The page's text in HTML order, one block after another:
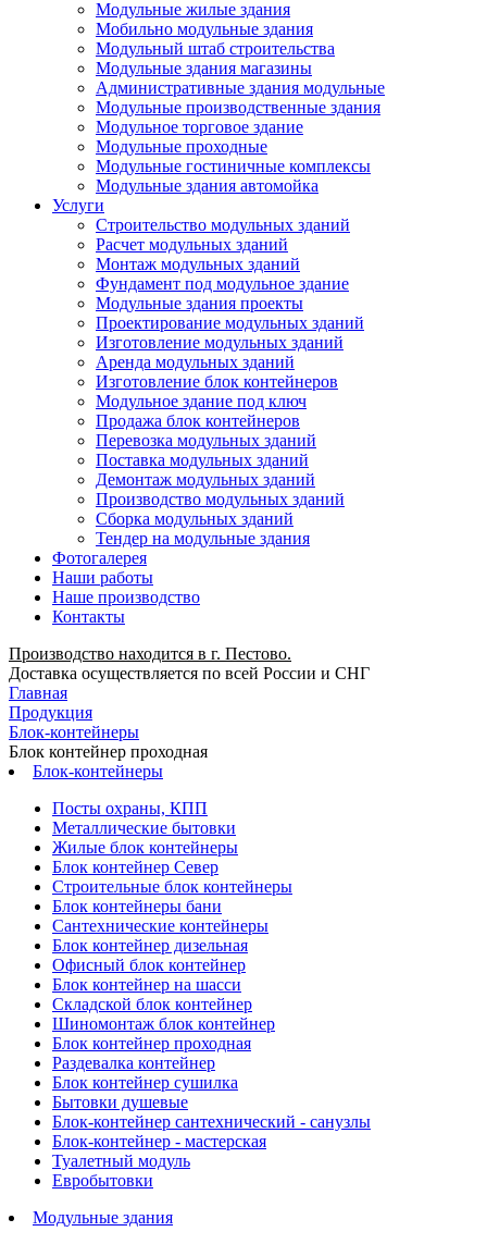
Модульные жилые здания
Мобильно модульные здания
Модульный штаб строительства
Модульные здания магазины
Административные здания модульные
Модульные производственные здания
Модульное торговое здание
Модульные проходные
Модульные гостиничные комплексы
Модульные здания автомойка
Услуги
Строительство модульных зданий
Расчет модульных зданий
Монтаж модульных зданий
Фундамент под модульное здание
Модульные здания проекты
Проектирование модульных зданий
Изготовление модульных зданий
Аренда модульных зданий
Изготовление блок контейнеров
Модульное здание под ключ
Продажа блок контейнеров
Перевозка модульных зданий
Поставка модульных зданий
Демонтаж модульных зданий
Производство модульных зданий
Сборка модульных зданий
Тендер на модульные здания
Фотогалерея
Наши работы
Наше производство
Контакты
Производство находится в г. Пестово.
Доставка осуществляется по всей России и СНГ
Главная
Продукция
Блок-контейнеры
Блок контейнер проходная
Блок-контейнеры
Посты охраны, КПП
Металлические бытовки
Жилые блок контейнеры
Блок контейнер Север
Строительные блок контейнеры
Блок контейнеры бани
Сантехнические контейнеры
Блок контейнер дизельная
Офисный блок контейнер
Блок контейнер на шасси
Складской блок контейнер
Шиномонтаж блок контейнер
Блок контейнер проходная
Раздевалка контейнер
Блок контейнер сушилка
Бытовки душевые
Блок-контейнер сантехнический - санузлы
Блок-контейнер - мастерская
Туалетный модуль
Евробытовки
Модульные здания